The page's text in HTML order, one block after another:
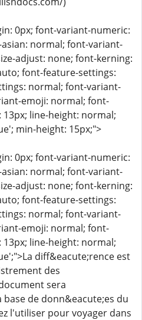
0px; font-variant-numeric:
normal; font-variant-
adjust: none; font-kerning:
font-feature-settings:
normal; font-variant-
emoji: normal; font-
line-height: normal;
min-height: 15px;">
0px; font-variant-numeric:
normal; font-variant-
adjust: none; font-kerning:
font-feature-settings:
normal; font-variant-
emoji: normal; font-
line-height: normal;
diff&eacute;rence est
des
sera
de donn&eacute;es du
l'utiliser pour voyager dans